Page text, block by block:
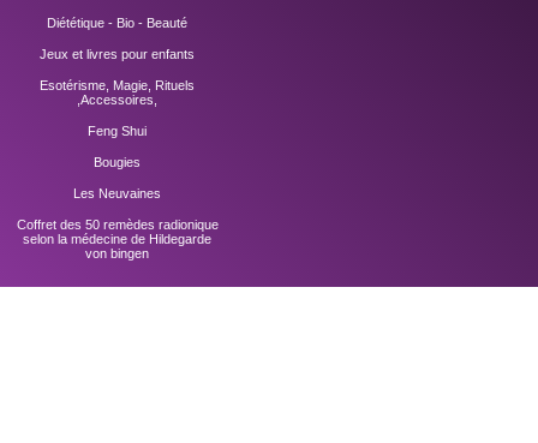
Diététique - Bio - Beauté
Jeux et livres pour enfants
Esotérisme, Magie, Rituels
,Accessoires,
Feng Shui
Bougies
Les Neuvaines
Coffret des 50 remèdes radionique
selon la médecine de Hildegarde
von bingen